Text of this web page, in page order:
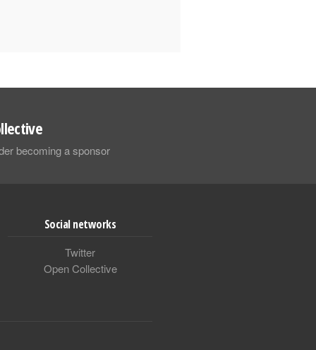
becoming a sponsor
Social networks
Twitter
Open Collective